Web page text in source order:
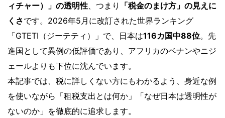
ィチャー）」の透明性、つまり
「税金のまけ方」の見えに
くさです。2026年5月に改訂された世界ランキング
「GTETI（ジーテティ）」で、日本は116カ国中88位。先
進国として異例の低評価であり、アフリカのベナンやニジ
ェールよりも下位に沈んでいます。
本記事では、税に詳しくない方にもわかるよう、身近な例
を使いながら「租税支出とは何か」「なぜ日本は透明性が
ないのか」を徹底的に追求します。